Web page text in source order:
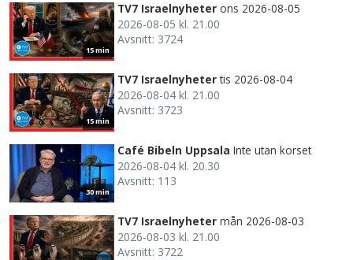
15 min
TV7 Israelnyheter ons 2026-08-05
2026-08-05 kl. 21.00
Avsnitt: 3724
15 min
TV7 Israelnyheter tis 2026-08-04
2026-08-04 kl. 21.00
Avsnitt: 3723
30 min
Café Bibeln Uppsala Inte utan korset
2026-08-04 kl. 20.30
Avsnitt: 113
TV7 Israelnyheter mån 2026-08-03
2026-08-03 kl. 21.00
Avsnitt: 3722